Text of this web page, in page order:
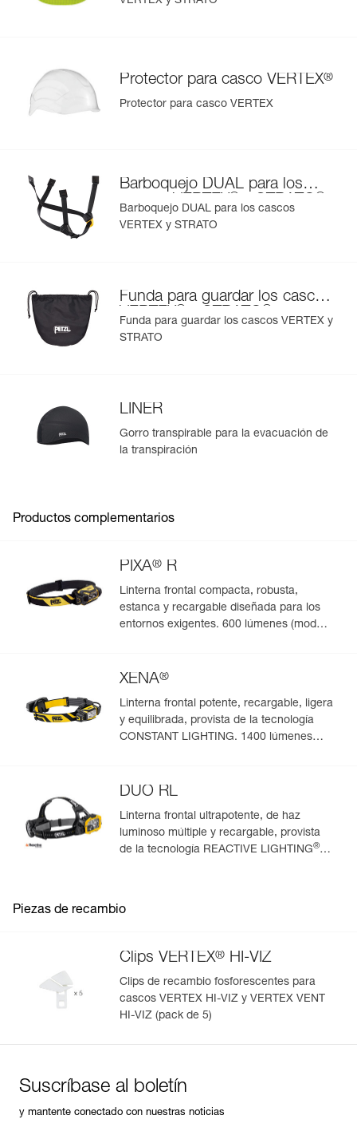
Protector para casco VERTEX®
Protector para casco VERTEX
Barboquejo DUAL para los
cascos VERTEX
y STRATO
Barboquejo DUAL para los cascos
VERTEX y STRATO
Funda para guardar los cascos
VERTEX
y STRATO
Funda para guardar los cascos VERTEX y
STRATO
LINER
Gorro transpirable para la evacuación de
la transpiración
Productos complementarios
PIXA® R
Linterna frontal compacta, robusta,
estanca y recargable diseñada para los
entornos exigentes. 600 lúmenes (modo
XENA®
Linterna frontal potente, recargable, ligera
y equilibrada, provista de la tecnología
CONSTANT LIGHTING. 1400 lúmenes
DUO RL
Linterna frontal ultrapotente, de haz
luminoso múltiple y recargable, provista
de la tecnología REACTIVE LIGHTING®.
Piezas de recambio
Clips VERTEX® HI-VIZ
Clips de recambio fosforescentes para
cascos VERTEX HI-VIZ y VERTEX VENT
HI-VIZ (pack de 5)
Suscríbase al boletín
y mantente conectado con nuestras noticias